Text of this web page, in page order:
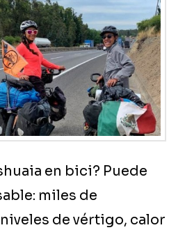
en bici? Puede
miles de
de vértigo, calor